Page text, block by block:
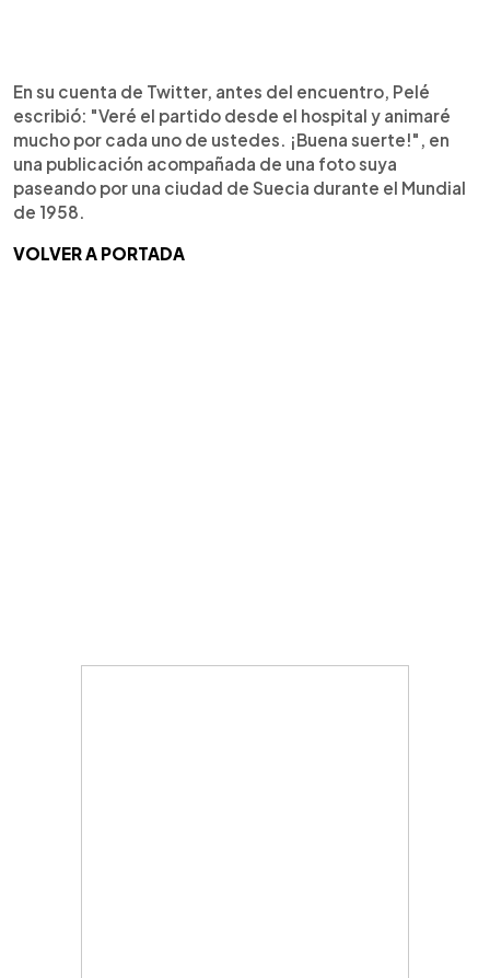
En su cuenta de Twitter, antes del encuentro, Pelé
escribió: "Veré el partido desde el hospital y animaré
mucho por cada uno de ustedes. ¡Buena suerte!", en
una publicación acompañada de una foto suya
paseando por una ciudad de Suecia durante el Mundial
de 1958.
VOLVER A PORTADA